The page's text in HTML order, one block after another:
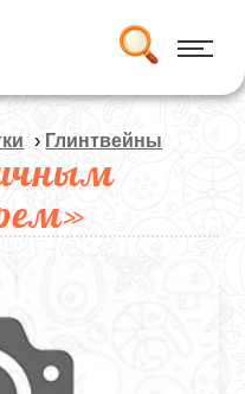
› Глинтвейны